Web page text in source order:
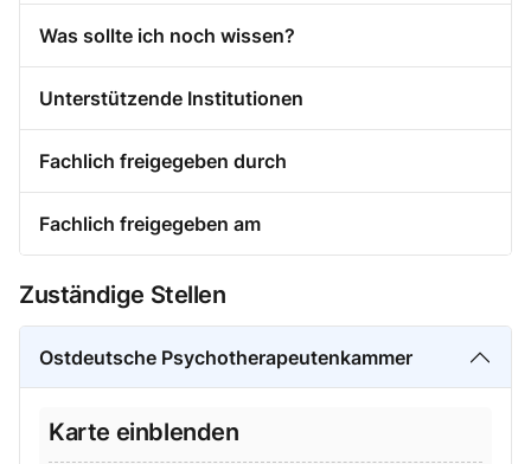
Was sollte ich noch wissen?
Unterstützende Institutionen
Fachlich freigegeben durch
Fachlich freigegeben am
Zuständige Stellen
Ostdeutsche Psychotherapeutenkammer
Karte einblenden